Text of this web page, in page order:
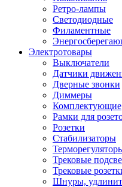
Ретро-лампы
Светодиодные
Филаментные
Электротовары
Выключатели
Датчики
Дверные звонки
Диммеры
Комплектующие
Рамки для
Розетки
Стабилизаторы
Трековые
Трековые
Шнуры,